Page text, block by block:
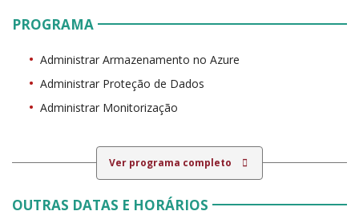
PROGRAMA
Administrar Armazenamento no Azure
Administrar Proteção de Dados
Administrar Monitorização
Ver programa completo
OUTRAS DATAS E HORÁRIOS